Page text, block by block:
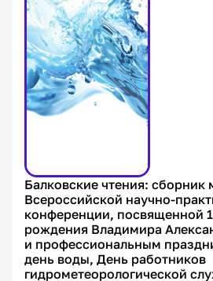
Балковские чтения: сборник
Всероссийской научно-
конференции, посвященной
рождения Владимира
и профессиональным
день воды, День работников
гидрометеорологической